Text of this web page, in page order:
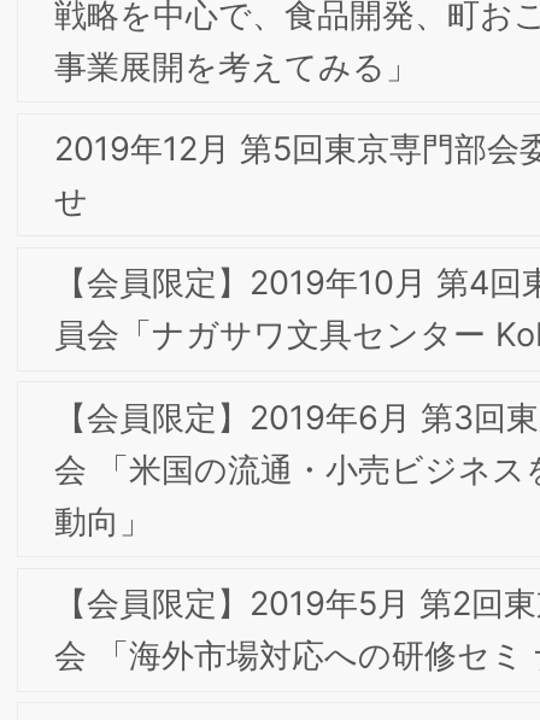
HOME 研究所概要 お問合せ
個人情報保護
サイトマップ
「ブランド戦略経営研究所」および「BSMI」は
般社団法人ブランド戦略経営研究所の登録商標で
す。
大阪事務局：〒532-0011 大阪市淀川区西中島7-
東京事務局：〒103-0025 東京都中央区日本橋茅
Web site: https://www.brand-si.com/
Copyright ©2026 一般社団法人 ブランド戦略経営研究所
All Rights Reserved.